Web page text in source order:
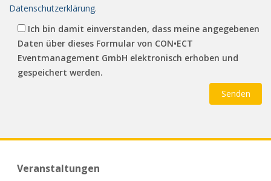
Datenschutzerklärung.
Ich bin damit einverstanden, dass meine angegebenen
Daten über dieses Formular von CON•ECT
Eventmanagement GmbH elektronisch erhoben und
gespeichert werden.
Veranstaltungen